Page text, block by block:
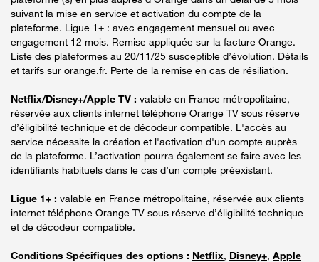
suivant la mise en service et activation du compte de la
plateforme. Ligue 1+ : avec engagement mensuel ou avec
engagement 12 mois. Remise appliquée sur la facture Orange.
Liste des plateformes au 20/11/25 susceptible d’évolution. Détails
et tarifs sur orange.fr. Perte de la remise en cas de résiliation.
Netflix/Disney+/Apple TV : valable en France métropolitaine,
réservée aux clients internet téléphone Orange TV sous réserve
d’éligibilité technique et de décodeur compatible. L'accès au
service nécessite la création et l'activation d'un compte auprès
de la plateforme. L’activation pourra également se faire avec les
identifiants habituels dans le cas d’un compte préexistant.
Ligue 1+ : valable en France métropolitaine, réservée aux clients
internet téléphone Orange TV sous réserve d’éligibilité technique
et de décodeur compatible.
Conditions Spécifiques des options : Netflix, Disney+, Apple